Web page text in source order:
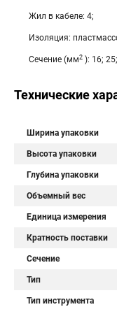
Жил в кабеле: 4;
Изоляция:
Сечение (мм2 ): 16; 25;
Технические
Ширина упаковки
Высота упаковки
Глубина упаковки
Объемный вес
Единица измерения
Кратность поставки
Сечение
Тип
Тип инструмента